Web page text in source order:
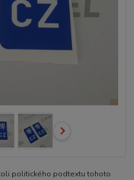
politického podtextu tohoto